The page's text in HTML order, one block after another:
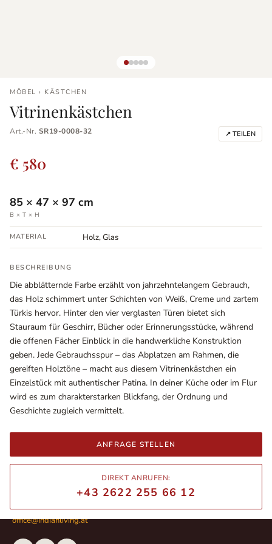
MÖBEL › KÄSTCHEN
Vitrinenkästchen
Art.-Nr. SR19-0008-32 ↗ TEILEN
€ 580
85 × 47 × 97 cm
B × T × H
MATERIAL Holz, Glas
BESCHREIBUNG
Die abblätternde Farbe erzählt von jahrzehntelangem Gebrauch,
das Holz schimmert unter Schichten von Weiß, Creme und zartem
Türkis hervor. Hinter den vier verglasten Türen bietet sich
Stauraum für Geschirr, Bücher oder Erinnerungsstücke, während
die offenen Fächer Einblick in die handwerkliche Konstruktion
geben. Jede Gebrauchsspur – das Abplatzen am Rahmen, die
gereiften Holztöne – macht aus diesem Vitrinenkästchen ein
Einzelstück mit authentischer Patina. In deiner Küche oder im Flur
wird es zum charakterstarken Blickfang, der Ordnung und
Geschichte zugleich vermittelt.
ANFRAGE STELLEN
DIREKT ANRUFEN:
+43 2622 255 66 12
Ausstellungsräume
Wiener Straße – Werkstraße 111
2700 Wiener Neustadt
office@indianliving.at